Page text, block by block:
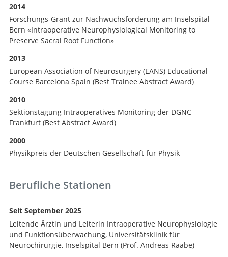
2014
Forschungs-Grant zur Nachwuchsförderung am Inselspital
Bern «Intraoperative Neurophysiological Monitoring to
Preserve Sacral Root Function»
2013
European Association of Neurosurgery (EANS) Educational
Course Barcelona Spain (Best Trainee Abstract Award)
2010
Sektionstagung Intraoperatives Monitoring der DGNC
Frankfurt (Best Abstract Award)
2000
Physikpreis der Deutschen Gesellschaft für Physik
Berufliche Stationen
Seit September 2025
Leitende Ärztin und Leiterin Intraoperative Neurophysiologie
und Funktionsüberwachung, Universitätsklinik für
Neurochirurgie, Inselspital Bern (Prof. Andreas Raabe)